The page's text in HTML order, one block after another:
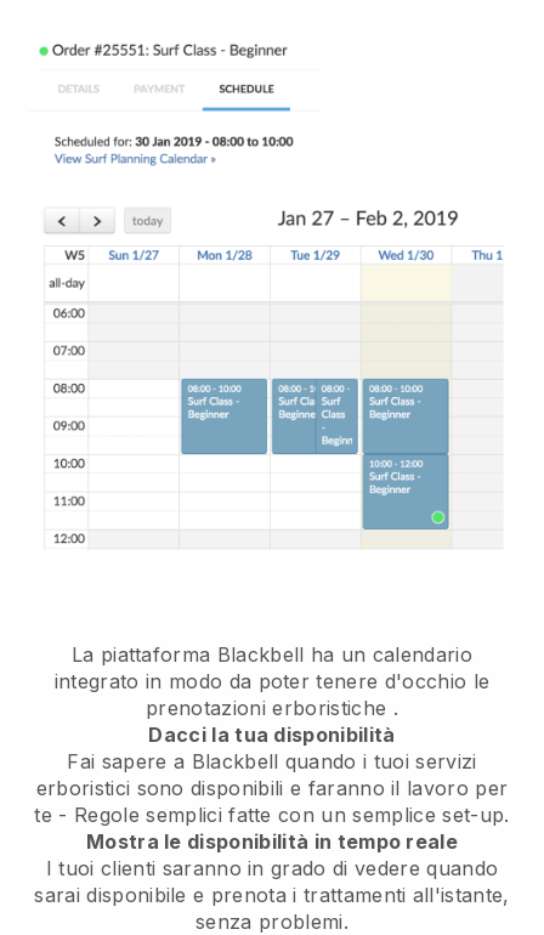
La piattaforma Blackbell ha un calendario
integrato in modo da poter tenere d'occhio le
prenotazioni erboristiche .
Dacci la tua disponibilità
Fai sapere a Blackbell quando i tuoi servizi
erboristici sono disponibili e faranno il lavoro per
te - Regole semplici fatte con un semplice set-up.
Mostra le disponibilità in tempo reale
I tuoi clienti saranno in grado di vedere quando
sarai disponibilee prenota i trattamenti all'istante,
senza problemi.